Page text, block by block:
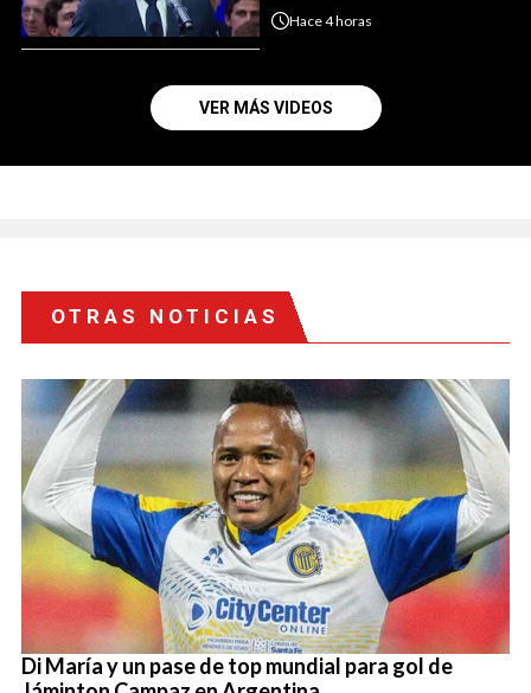
Hace4 horas
VER MÁS VIDEOS
OTRAS NOTICIAS
Di María y un pase de top mundial para gol de